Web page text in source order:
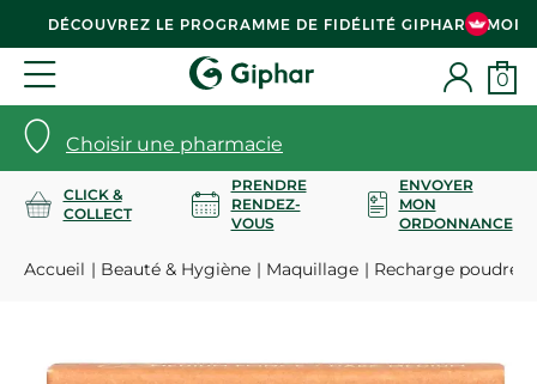
DÉCOUVREZ LE PROGRAMME DE FIDÉLITÉ GIPHAR & MOI
Choisir une pharmacie
0
CLICK &
COLLECT
PRENDRE
RENDEZ-
VOUS
ENVOYER
MON
ORDONNANCE
Accueil Beauté & Hygiène Maquillage Recharge poudre